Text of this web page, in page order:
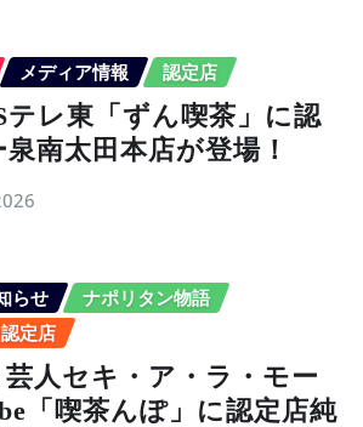
メディア情報 認定店
テレ東「ずん喫茶」に認
南太田本店が登場！
らせ
ナポリタン物語
認定店
人セキ・ア・ラ・モー
「喫茶んぽ」に認定店純